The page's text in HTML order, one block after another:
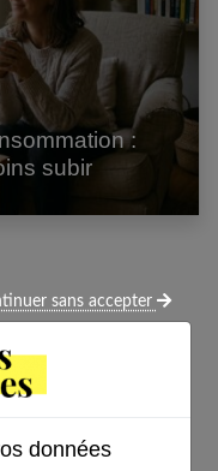
:
subir
données
sans accepter